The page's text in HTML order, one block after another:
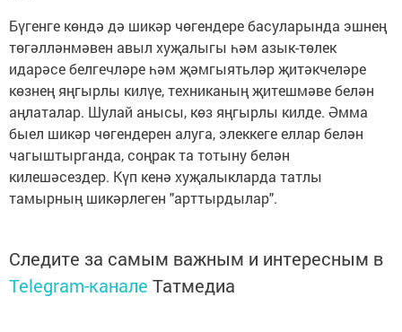
Бүгенге көндә дә шикәр чөгендере басуларында эшнең
төгәлләнмәвен авыл хуҗалыгы һәм азык-төлек
идарәсе белгечләре һәм җәмгыятьләр җитәкчеләре
көзнең яңгырлы килүе, техниканың җитешмәве белән
аңлаталар. Шулай анысы, көз яңгырлы килде. Әмма
быел шикәр чөгендерен алуга, элеккеге еллар белән
чагыштырганда, соңрак та тотыну белән
килешәсездер. Күп кенә хуҗалыкларда татлы
тамырның шикәрлеген "арттырдылар".
Следите за самым важным и интересным в
Telegram-канале Татмедиа